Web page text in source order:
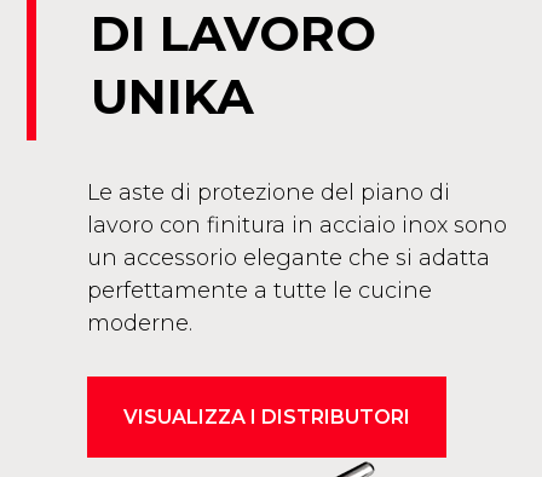
DI LAVORO
UNIKA
Le aste di protezione del piano di
lavoro con finitura in acciaio inox sono
un accessorio elegante che si adatta
perfettamente a tutte le cucine
moderne.
VISUALIZZA I DISTRIBUTORI